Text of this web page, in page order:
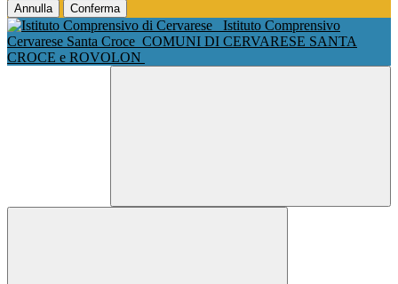
Annulla Conferma
Istituto Comprensivo
Cervarese Santa Croce COMUNI DI CERVARESE SANTA
CROCE e ROVOLON